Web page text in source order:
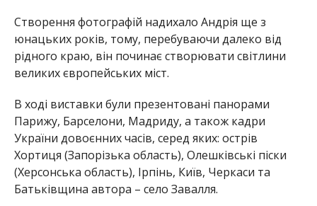
Створення фотографій надихало Андрія ще з
юнацьких років, тому, перебуваючи далеко від
рідного краю, він починає створювати світлини
великих європейських міст.
В ході виставки були презентовані панорами
Парижу, Барселони, Мадриду, а також кадри
України довоєнних часів, серед яких: острів
Хортиця (Запорізька область), Олешківські піски
(Херсонська область), Ірпінь, Київ, Черкаси та
Батьківщина автора – село Завалля.